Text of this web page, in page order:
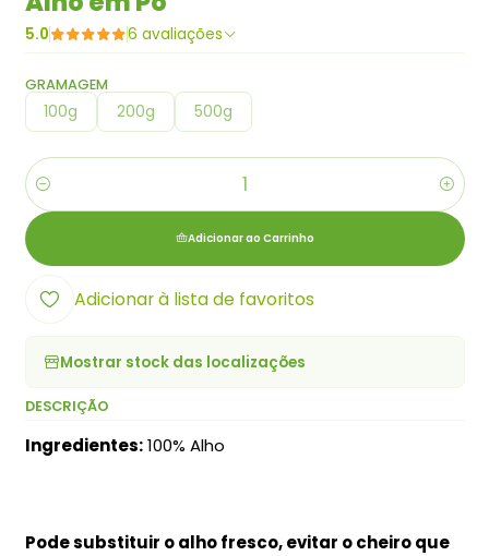
5.0 6 avaliações
GRAMAGEM
100g 200g 500g
Quantidade
Adicionar ao Carrinho
Adicionar à lista de favoritos
Mostrar stock das localizações
DESCRIÇÃO
Ingredientes:100% Alho
Pode substituir o alho fresco, evitar o cheiro que